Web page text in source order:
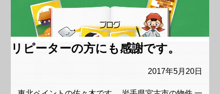
ブログ
リピーターの方にも感謝です。
2017年5月20日